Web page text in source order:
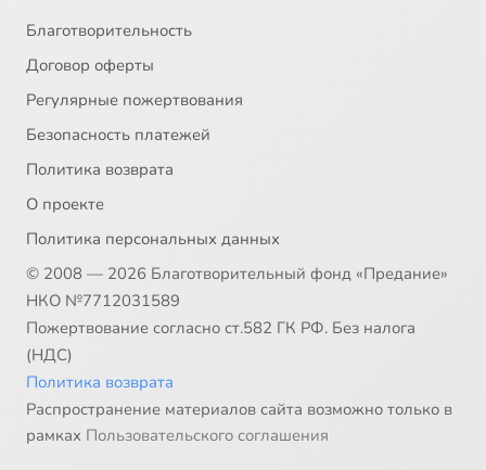
Благотворительность
Договор оферты
Регулярные пожертвования
Безопасность платежей
Политика возврата
О проекте
Политика персональных данных
© 2008 — 2026 Благотворительный фонд «Предание»
НКО №7712031589
Пожертвование согласно ст.582 ГК РФ. Без налога
(НДС)
Политика возврата
Распространение материалов сайта возможно только в
рамках Пользовательского соглашения